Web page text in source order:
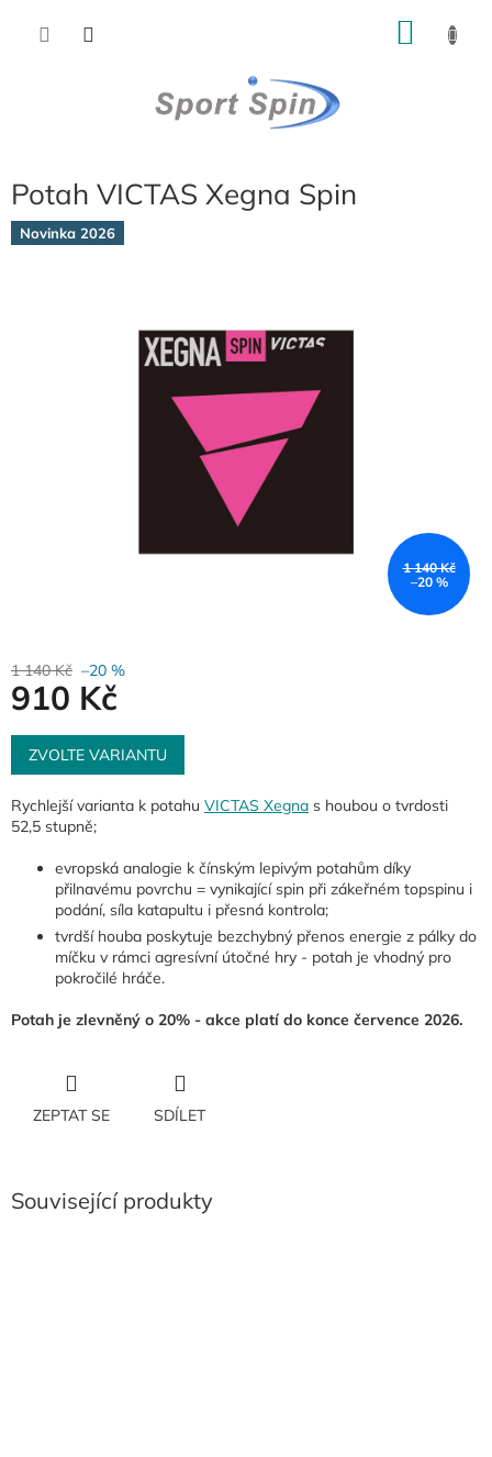
Potah VICTAS Xegna Spin
Novinka 2026
1 140 Kč
–20 %
1 140 Kč –20 %
910 Kč
Měrná
cena:
ZVOLTE VARIANTU
Rychlejší varianta k potahu VICTAS Xegna s houbou o tvrdosti
52,5 stupně;
evropská analogie k čínským lepivým potahům díky
přilnavému povrchu = vynikající spin při zákeřném topspinu i
podání, síla katapultu i přesná kontrola;
tvrdší houba poskytuje bezchybný přenos energie z pálky do
míčku v rámci agresívní útočné hry - potah je vhodný pro
pokročilé hráče.
Potah je zlevněný o 20% - akce platí do konce července 2026.
ZEPTAT SE SDÍLET
Související produkty